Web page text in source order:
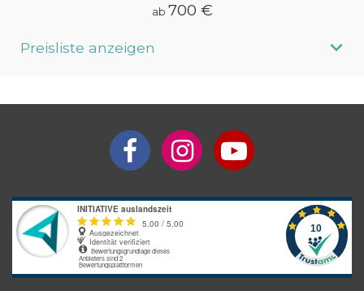
ab700 €
Preisliste anzeigen
ab 800 €
4 Wochen
ab 1.004 €
5 Wochen
ab 1.131 €
6 Wochen
ab 1.257 €